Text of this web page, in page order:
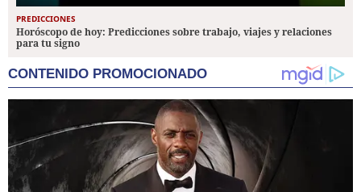
PREDICCIONES
Horóscopo de hoy: Predicciones sobre trabajo, viajes y relaciones
para tu signo
CONTENIDO PROMOCIONADO